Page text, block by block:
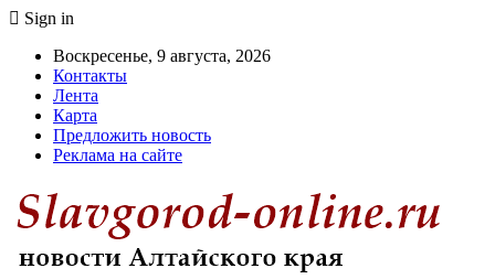
Sign in
Воскресенье, 9 августа, 2026
Контакты
Лента
Карта
Предложить новость
Реклама на сайте